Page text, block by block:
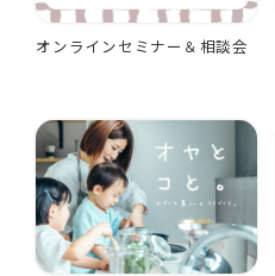
オンラインセミナー＆相談会